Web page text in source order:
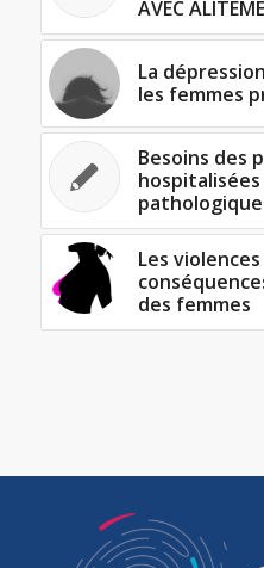
AVEC
La
les femmes
Besoins des
Les
des femmes